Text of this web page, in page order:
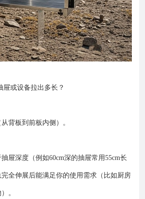
屉或设备拉出多长？
背板到前板内侧）。
屉深度（例如60cm深的抽屉常用55cm长
全伸展后能满足你的使用需求（比如厨房
。